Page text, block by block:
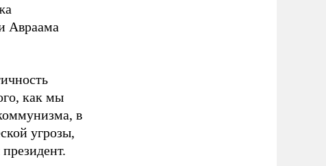
Авраама
как мы
в
угрозы,